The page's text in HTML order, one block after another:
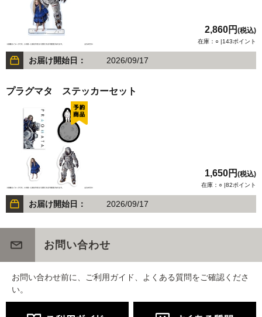
2,860円 (税込)
在庫：○ |143ポイント
お届け開始日： 2026/09/17
プラグマタ ステッカーセット
1,650円 (税込)
在庫：○ |82ポイント
お届け開始日： 2026/09/17
お問い合わせ
お問い合わせ前に、ご利用ガイド、よくある質問をご確認くださ
い。